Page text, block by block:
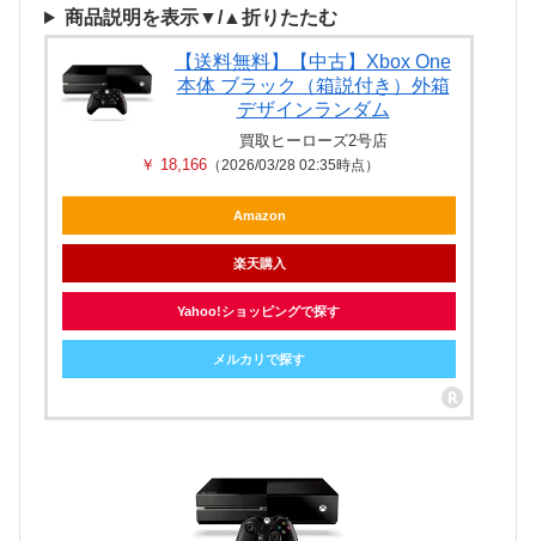
商品説明を表示▼/▲折りたたむ
【送料無料】【中古】Xbox One
本体 ブラック（箱説付き）外箱
デザインランダム
買取ヒーローズ2号店
￥ 18,166（2026/03/28 02:35時点）
Amazon
楽天購入
Yahoo!ショッピングで探す
メルカリで探す